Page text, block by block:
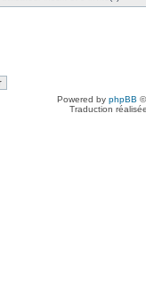
Powered by phpBB
Traduction